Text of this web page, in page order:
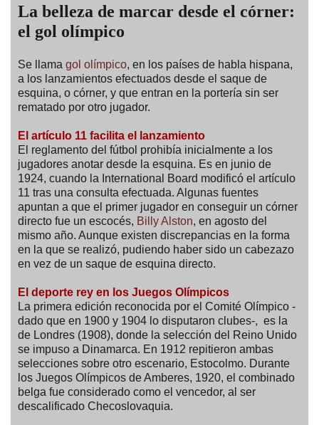
La belleza de marcar desde el córner:
el gol olímpico
Se llama gol olímpico, en los países de habla hispana,
a los lanzamientos efectuados desde el saque de
esquina, o córner, y que entran en la portería sin ser
rematado por otro jugador.
El artículo 11 facilita el lanzamiento
El reglamento del fútbol prohibía inicialmente a los
jugadores anotar desde la esquina. Es en junio de
1924, cuando la International Board modificó el artículo
11 tras una consulta efectuada. Algunas fuentes
apuntan a que el primer jugador en conseguir un córner
directo fue un escocés, Billy Alston, en agosto del
mismo año. Aunque existen discrepancias en la forma
en la que se realizó, pudiendo haber sido un cabezazo
en vez de un saque de esquina directo.
El deporte rey en los Juegos Olímpicos
La primera edición reconocida por el Comité Olímpico -
dado que en 1900 y 1904 lo disputaron clubes-, es la
de Londres (1908), donde la selección del Reino Unido
se impuso a Dinamarca. En 1912 repitieron ambas
selecciones sobre otro escenario, Estocolmo. Durante
los Juegos Olímpicos de Amberes, 1920, el combinado
belga fue considerado como el vencedor, al ser
descalificado Checoslovaquia.